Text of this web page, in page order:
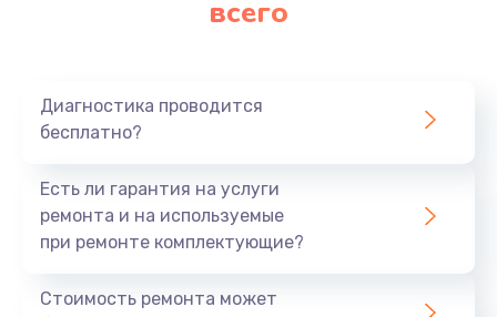
всего
Диагностика проводится
бесплатно?
Есть ли гарантия на услуги
ремонта и на используемые
при ремонте комплектующие?
Стоимость ремонта может